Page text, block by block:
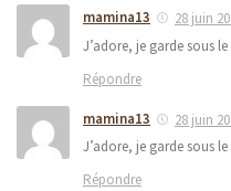
mamina13
28 juin
J’adore, je garde sous
Répondre
mamina13
28 juin
J’adore, je garde sous
Répondre